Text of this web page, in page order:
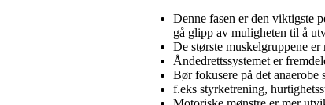
Denne fasen er den viktigste
gå glipp av muligheten til å
De største muskelgruppene
Åndedrettssystemet er
Bør fokusere på det anaerobe
f.eks styrketrening,